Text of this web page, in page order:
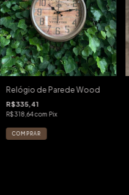
Relógio de Parede Wood
R$335,41
R$318,64com Pix